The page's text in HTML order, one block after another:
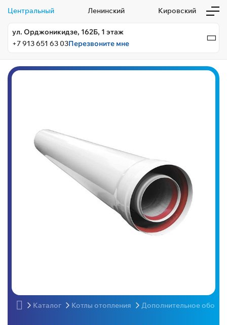
Центральный Ленинский Кировский
ул. Орджоникидзе, 162Б, 1 этаж
+7 913 651 63 03Перезвоните мне
Каталог Котлы отопления Дополнительное